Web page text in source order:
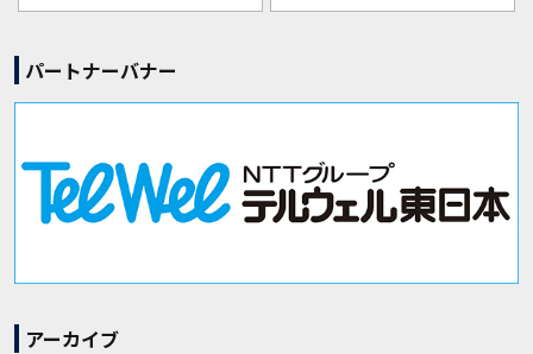
パートナーバナー
アーカイブ